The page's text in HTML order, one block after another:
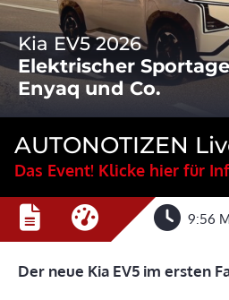
Kia EV5 2026
Elektrischer
Enyaq und Co.
AUTONOTIZEN
Das Event! Klicke hier für
9:56
Der neue Kia EV5 im ersten